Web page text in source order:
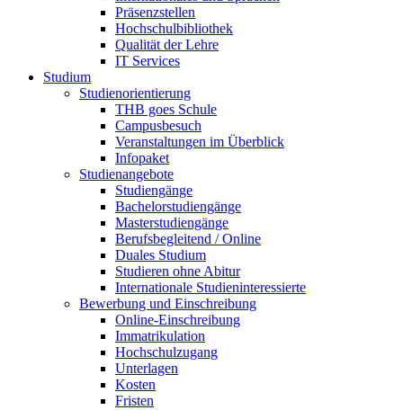
Präsenzstellen
Hochschulbibliothek
Qualität der Lehre
IT Services
Studium
Studienorientierung
THB goes Schule
Campusbesuch
Veranstaltungen im Überblick
Infopaket
Studienangebote
Studiengänge
Bachelorstudiengänge
Masterstudiengänge
Berufsbegleitend / Online
Duales Studium
Studieren ohne Abitur
Internationale Studieninteressierte
Bewerbung und Einschreibung
Online-Einschreibung
Immatrikulation
Hochschulzugang
Unterlagen
Kosten
Fristen